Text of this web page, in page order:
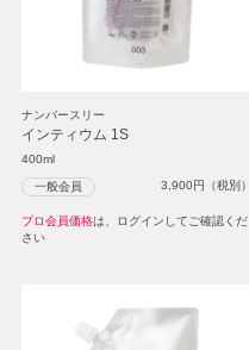
ナンバースリー
インティウム 1S
400ml
一般会員 3,900円（税別）
プロ会員価格は、ログインしてご確認くだ
さい